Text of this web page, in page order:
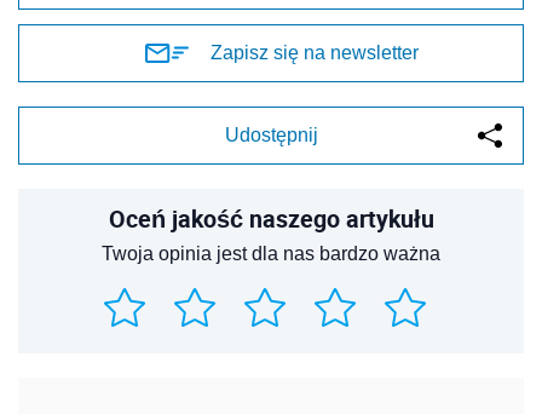
Zapisz się na newsletter
Udostępnij
Oceń jakość naszego artykułu
Twoja opinia jest dla nas bardzo ważna